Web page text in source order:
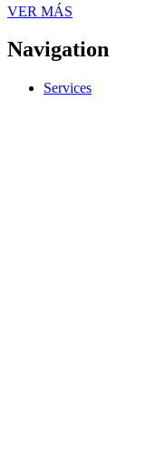
VER MÁS
Navigation
Services